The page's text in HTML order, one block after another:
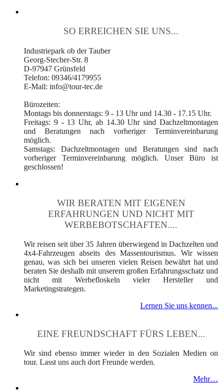
SO ERREICHEN SIE UNS...
Industriepark ob der Tauber
Georg-Stecher-Str. 8
D-97947 Grünsfeld
Telefon: 09346/4179955
E-Mail: info@tour-tec.de
Bürozeiten:
Montags bis donnerstags: 9 - 13 Uhr und 14.30 - 17.15 Uhr.
Freitags: 9 - 13 Uhr, ab 14.30 Uhr sind Dachzeltmontagen
und Beratungen nach vorheriger Terminvereinbarung
möglich.
Samstags: Dachzeltmontagen und Beratungen sind nach
vorheriger Terminvereinbarung möglich. Unser Büro ist
geschlossen!
WIR BERATEN MIT EIGENEN
ERFAHRUNGEN UND NICHT MIT
WERBEBOTSCHAFTEN....
Wir reisen seit über 35 Jahren überwiegend in Dachzelten und
4x4-Fahrzeugen abseits des Massentourismus. Wir wissen
genau, was sich bei unseren vielen Reisen bewährt hat und
beraten Sie deshalb mit unserem großen Erfahrungsschatz und
nicht mit Werbefloskeln vieler Hersteller und
Marketingstrategen.
Lernen Sie uns kennen...
EINE FREUNDSCHAFT FÜRS LEBEN...
Wir sind ebenso immer wieder in den Sozialen Medien on
tour. Lasst uns auch dort Freunde werden.
Mehr…